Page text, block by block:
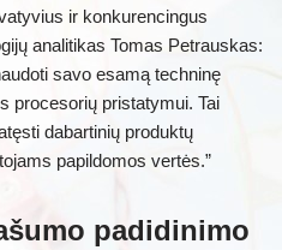
ir konkurencingus
analitikas Tomas Petrauskas:
savo esamą techninę
procesorių pristatymui. Tai
dabartinių produktų
papildomos vertės.”
padidinimo